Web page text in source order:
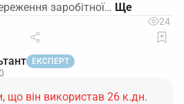
заробітної…
24
ЕКСПЕРТ
що він використав 26 к.дн.